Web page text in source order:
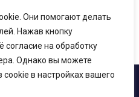
Они помогают делать
Нажав кнопку
согласие на обработку
Однако вы можете
в настройках вашего
в мире успешное
ракеты